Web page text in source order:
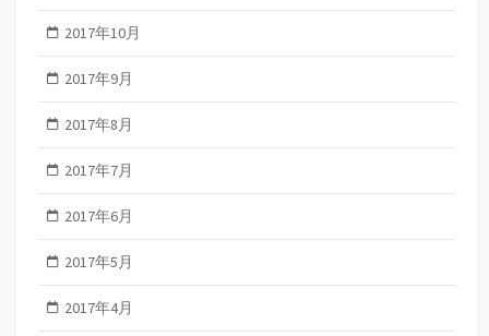
2017年10月
2017年9月
2017年8月
2017年7月
2017年6月
2017年5月
2017年4月